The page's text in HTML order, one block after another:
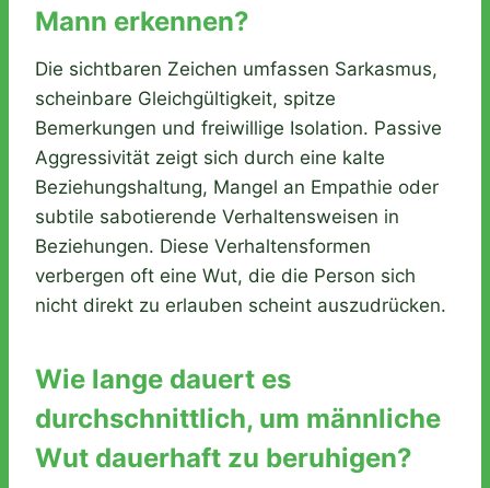
Mann erkennen?
Die sichtbaren Zeichen umfassen Sarkasmus,
scheinbare Gleichgültigkeit, spitze
Bemerkungen und freiwillige Isolation. Passive
Aggressivität zeigt sich durch eine kalte
Beziehungshaltung, Mangel an Empathie oder
subtile sabotierende Verhaltensweisen in
Beziehungen. Diese Verhaltensformen
verbergen oft eine Wut, die die Person sich
nicht direkt zu erlauben scheint auszudrücken.
Wie lange dauert es
durchschnittlich, um männliche
Wut dauerhaft zu beruhigen?